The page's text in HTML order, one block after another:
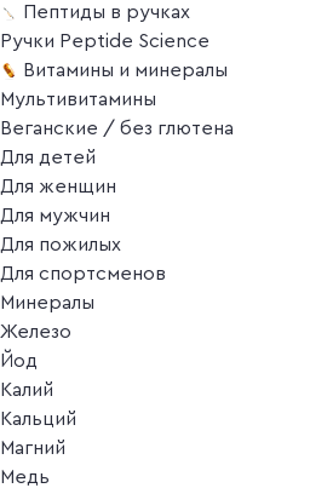
Пептиды в ручках
Ручки Peptide Science
Витамины и минералы
Мультивитамины
Веганские / без глютена
Для детей
Для женщин
Для мужчин
Для пожилых
Для спортсменов
Минералы
Железо
Йод
Калий
Кальций
Магний
Медь